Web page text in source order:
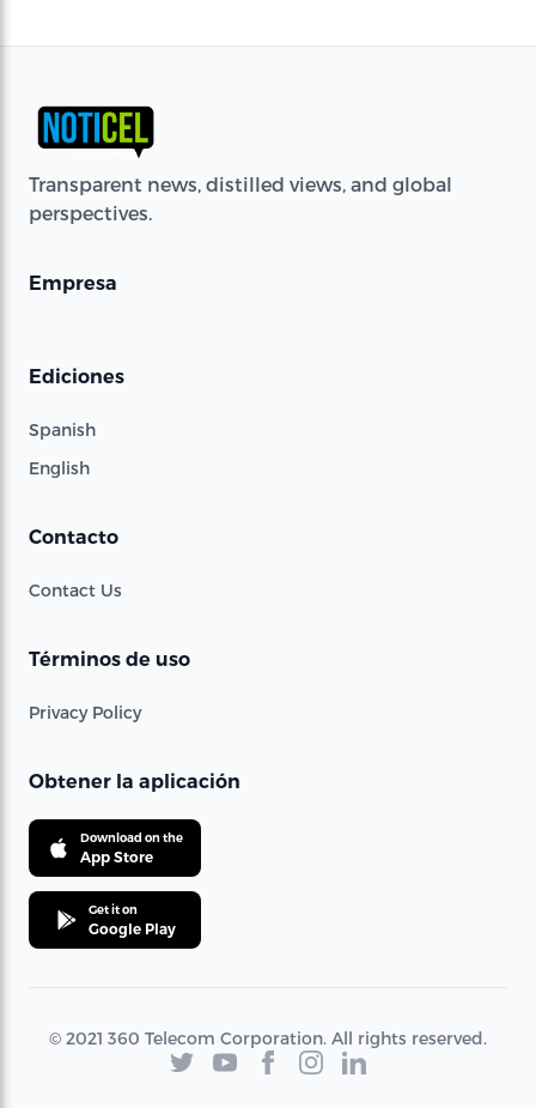
Transparent news, distilled views, and global
perspectives.
Empresa
Ediciones
Spanish
English
Contacto
Contact Us
Términos de uso
Privacy Policy
Obtener la aplicación
Download on the
App Store
Get it on
Google Play
© 2021 360 Telecom Corporation. All rights reserved.